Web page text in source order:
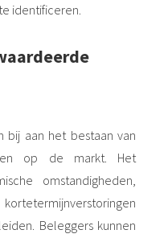
identificeren.
bij aan het bestaan van
op de markt. Het
omstandigheden,
Beleggers kunnen